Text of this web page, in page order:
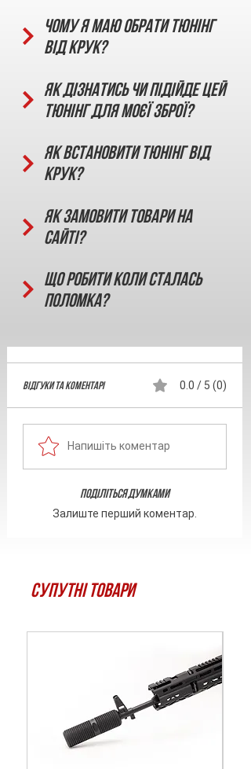
Чому я маю обрати тюнінг
від КРУК?
Як дізнатись чи підійде цей
тюнінг для моєї зброї?
Як встановити тюнінг від
КРУК?
Як замовити товари на
сайті?
Що робити коли сталась
поломка?
Відгуки та Коментарі 0.0 / 5 (0)
Напишіть коментар
Поділіться думками
Залиште перший коментар.
Супутні товари